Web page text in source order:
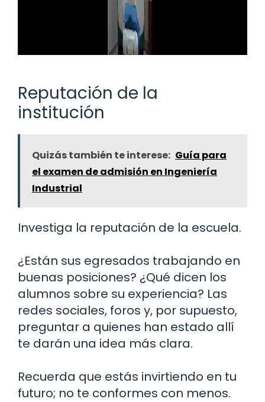
Reputación de la
institución
Quizás también te interese: Guía para
el examen de admisión en Ingeniería
Industrial
Investiga la reputación de la escuela.
¿Están sus egresados trabajando en
buenas posiciones? ¿Qué dicen los
alumnos sobre su experiencia? Las
redes sociales, foros y, por supuesto,
preguntar a quienes han estado allí
te darán una idea más clara.
Recuerda que estás invirtiendo en tu
futuro; no te conformes con menos.